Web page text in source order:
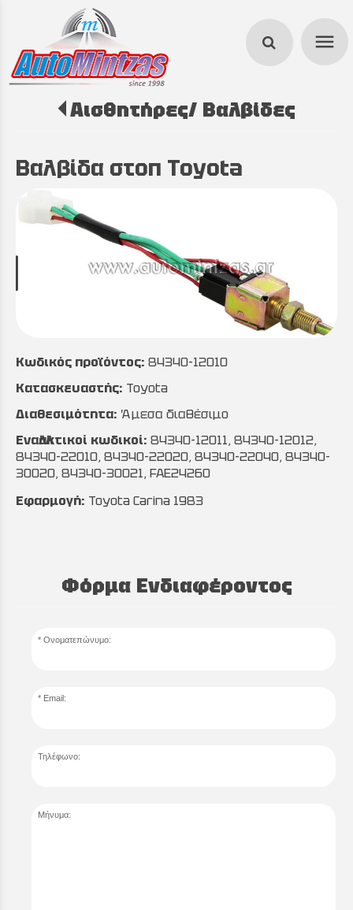
menu
search
Αισθητήρες/ Βαλβίδες
Βαλβίδα στοπ Toyota
Κωδικός προϊόντος: 84340-12010
Κατασκευαστής: Toyota
Διαθεσιμότητα: Άμεσα διαθέσιμο
Εναλλακτικοί κωδικοί: 84340-12011, 84340-12012,
84340-22010, 84340-22020, 84340-22040, 84340-
30020, 84340-30021, FAE24260
Εφαρμογή: Toyota Carina 1983
Φόρμα Ενδιαφέροντος
Ονοματεπώνυμο:
Email:
Τηλέφωνο:
Μήνυμα: